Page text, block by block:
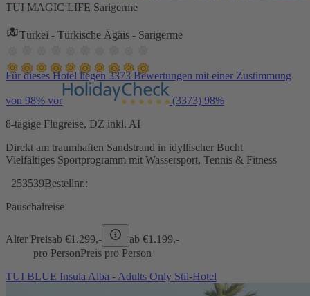
TUI MAGIC LIFE Sarigerme
Türkei - Türkische Ägäis - Sarigerme
Für dieses Hotel liegen 3373 Bewertungen mit einer Zustimmung
von 98% vor (3373) 98%
8-tägige Flugreise, DZ inkl. AI
Direkt am traumhaften Sandstrand in idyllischer Bucht
Vielfältiges Sportprogramm mit Wassersport, Tennis & Fitness
253539Bestellnr.:
Pauschalreise
Alter Preisab €1.299,- ab €1.199,-
pro PersonPreis pro Person
TUI BLUE Insula Alba - Adults Only Stil-Hotel